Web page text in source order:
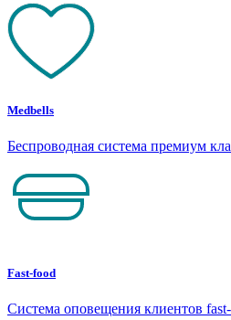
Medbells
Беспроводная система премиум
Fast-food
Система оповещения клиентов